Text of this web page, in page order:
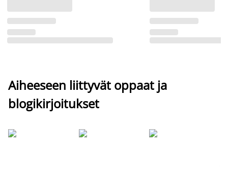
Aiheeseen liittyvät oppaat ja
blogikirjoitukset